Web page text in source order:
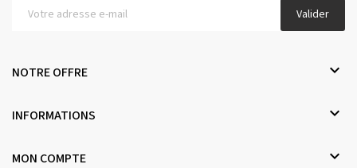
Valider
NOTRE OFFRE 
INFORMATIONS 
MON COMPTE 